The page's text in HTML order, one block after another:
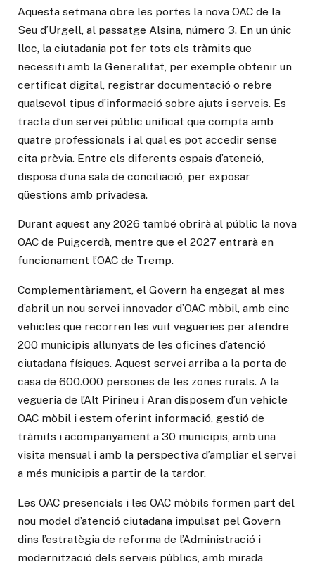
Aquesta setmana obre les portes la nova OAC de la
Seu d’Urgell, al passatge Alsina, número 3. En un únic
lloc, la ciutadania pot fer tots els tràmits que
necessiti amb la Generalitat, per exemple obtenir un
certificat digital, registrar documentació o rebre
qualsevol tipus d’informació sobre ajuts i serveis. Es
tracta d’un servei públic unificat que compta amb
quatre professionals i al qual es pot accedir sense
cita prèvia. Entre els diferents espais d’atenció,
disposa d’una sala de conciliació, per exposar
qüestions amb privadesa.
Durant aquest any 2026 també obrirà al públic la nova
OAC de Puigcerdà, mentre que el 2027 entrarà en
funcionament l’OAC de Tremp.
Complementàriament, el Govern ha engegat al mes
d’abril un nou servei innovador d’OAC mòbil, amb cinc
vehicles que recorren les vuit vegueries per atendre
200 municipis allunyats de les oficines d’atenció
ciutadana físiques. Aquest servei arriba a la porta de
casa de 600.000 persones de les zones rurals. A la
vegueria de l’Alt Pirineu i Aran disposem d’un vehicle
OAC mòbil i estem oferint informació, gestió de
tràmits i acompanyament a 30 municipis, amb una
visita mensual i amb la perspectiva d’ampliar el servei
a més municipis a partir de la tardor.
Les OAC presencials i les OAC mòbils formen part del
nou model d’atenció ciutadana impulsat pel Govern
dins l’estratègia de reforma de l’Administració i
modernització dels serveis públics, amb mirada